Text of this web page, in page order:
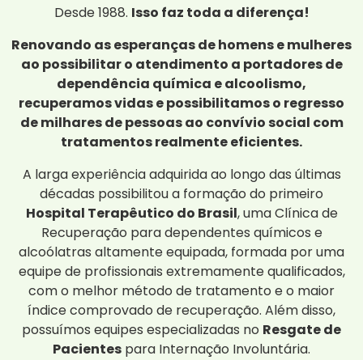
Desde 1988. Isso faz toda a diferença!
Renovando as esperanças de homens e mulheres
ao possibilitar o atendimento a portadores de
dependência química e alcoolismo,
recuperamos vidas e possibilitamos o regresso
de milhares de pessoas ao convívio social com
tratamentos realmente eficientes.
A larga experiência adquirida ao longo das últimas
décadas possibilitou a formação do primeiro
Hospital Terapêutico do Brasil, uma Clínica de
Recuperação para dependentes químicos e
alcoólatras altamente equipada, formada por uma
equipe de profissionais extremamente qualificados,
com o melhor método de tratamento e o maior
índice comprovado de recuperação. Além disso,
possuímos equipes especializadas no Resgate de
Pacientes para Internação Involuntária.